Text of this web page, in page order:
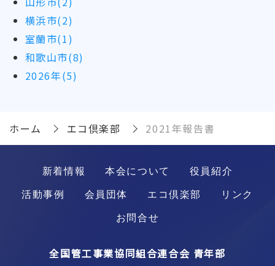
横浜市(2)
室蘭市(1)
和歌山市(8)
2026年(5)
ホーム エコ倶楽部 2021年報告書
新着情報 本会について
役員紹介
活動事例
会員団体 エコ倶楽部
リンク
お問合せ
全国管工事業協同組合連合会 青年部